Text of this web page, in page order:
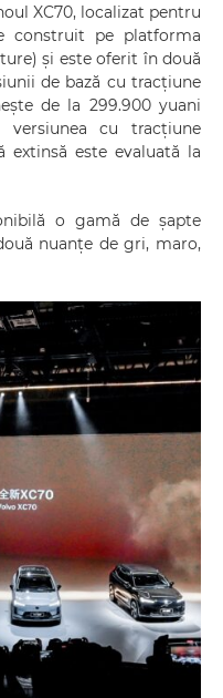
XC70, localizat pentru
construit pe platforma
și este oferit în două
de bază cu tracțiune
de la 299.900 yuani
versiunea cu tracțiune
extinsă este evaluată la
o gamă de șapte
nuanțe de gri, maro,